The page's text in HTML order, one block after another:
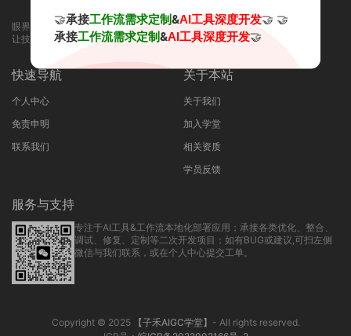
眼界决定未来，知识改变命运！
让技术知识付费，回归本质！
快速导航
个人中心
免责申明
联系我们
关于本站
关于我们
加入学堂
相关资质
学员反馈
服务与支持
专注于AI工具&工作流本地化部署应用；承接各类优化、整合、
调试、修复、定制等二次开发项目；如有BUG或建议,可扫左侧
微信与我们联系，或在个人中心提交工单。
Copyright © 2025 【子禾AIGC学堂】 - All rights reserved.
🤝承接工作流需求定制&AI工具深度开发🤝 🤝
承接工作流需求定制&AI工具深度开发🤝